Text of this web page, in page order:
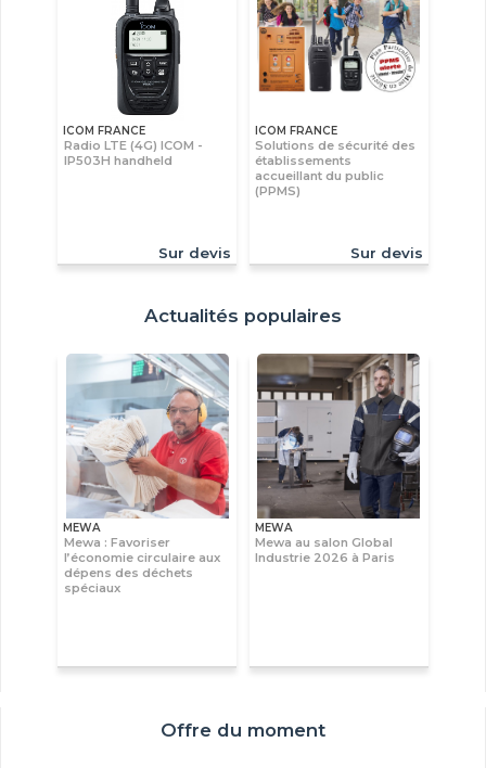
ICOM FRANCE
Radio LTE (4G) ICOM -
IP503H handheld
Sur devis
ICOM FRANCE
Solutions de sécurité des
établissements
accueillant du public
(PPMS)
Sur devis
Actualités populaires
MEWA
Mewa : Favoriser
l’économie circulaire aux
dépens des déchets
spéciaux
MEWA
Mewa au salon Global
Industrie 2026 à Paris
Offre du moment